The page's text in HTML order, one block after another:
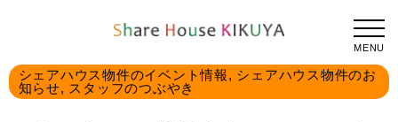
MENU
シェアハウス物件のイベント情報, シェアハウス物件のお
知らせ, スタッフのつぶやき